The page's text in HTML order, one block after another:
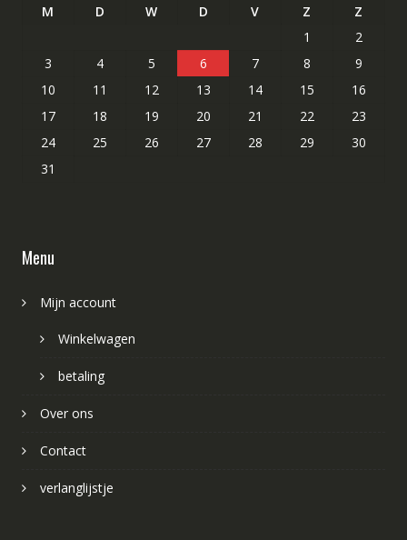
M D W D V Z
Z
1
2
3
4 5 6 7 8
9
10
11 12 13 14 15
16
17
18 19 20 21 22
23
24
25 26 27 28 29
30
31
Menu
Mijn account
Winkelwagen
betaling
Over ons
Contact
verlanglijstje